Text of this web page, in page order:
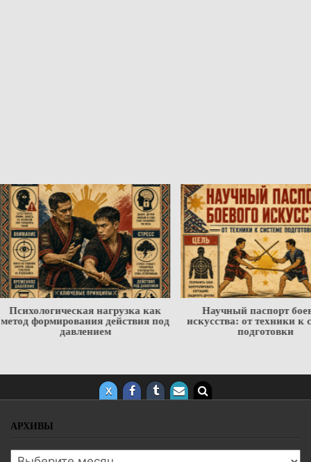
Психологическая нагрузка как
метод формирования действия под
давлением
Научный паспорт
искусства: от техники к
подготовки
АРХИВЫ
Архивы